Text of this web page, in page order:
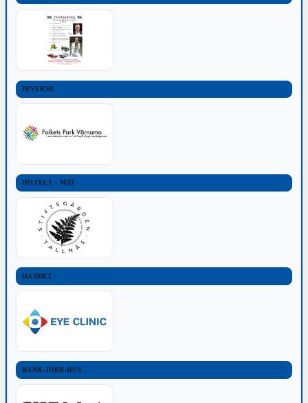
DIVERSE
HOTELL - MAT
HANDEL
BANK-JOBB-HUS